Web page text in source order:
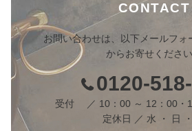
CONTACT
お問い合わせは、以下メールフォ
からお寄せください
0120-
受付 ／ 10：00 ～ 12：00・
定休日 ／ 水 ・ 日